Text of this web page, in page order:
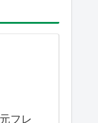
フレ